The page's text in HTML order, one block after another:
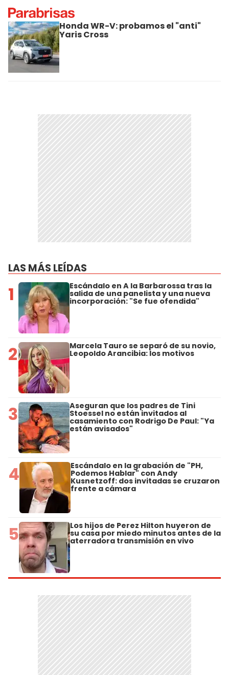
Honda WR-V: probamos el "anti"
Yaris Cross
LAS MÁS LEÍDAS
1 Escándalo en A la Barbarossa tras la
salida de una panelista y una nueva
incorporación: "Se fue ofendida"
2 Marcela Tauro se separó de su novio,
Leopoldo Arancibia: los motivos
3 Aseguran que los padres de Tini
Stoessel no están invitados al
casamiento con Rodrigo De Paul: "Ya
están avisados"
4 Escándalo en la grabación de "PH,
Podemos Hablar" con Andy
Kusnetzoff: dos invitadas se cruzaron
frente a cámara
5 Los hijos de Perez Hilton huyeron de
su casa por miedo minutos antes de la
aterradora transmisión en vivo